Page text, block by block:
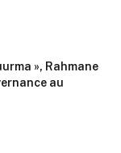
», Rahmane
au